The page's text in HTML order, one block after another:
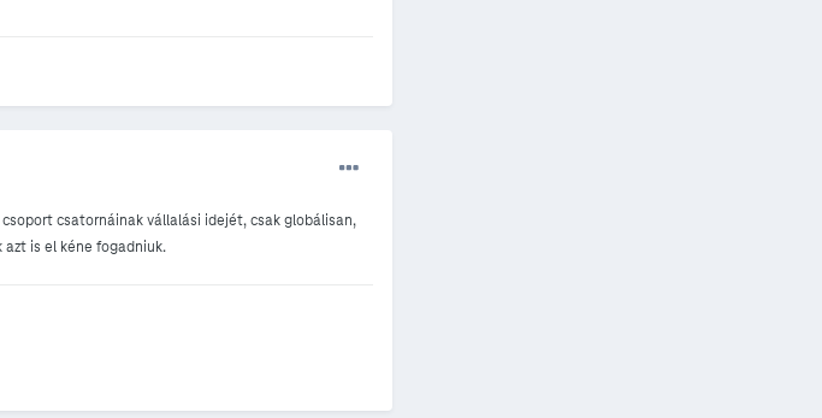
csatornáinak vállalási idejét, csak globálisan,
is el kéne fogadniuk.